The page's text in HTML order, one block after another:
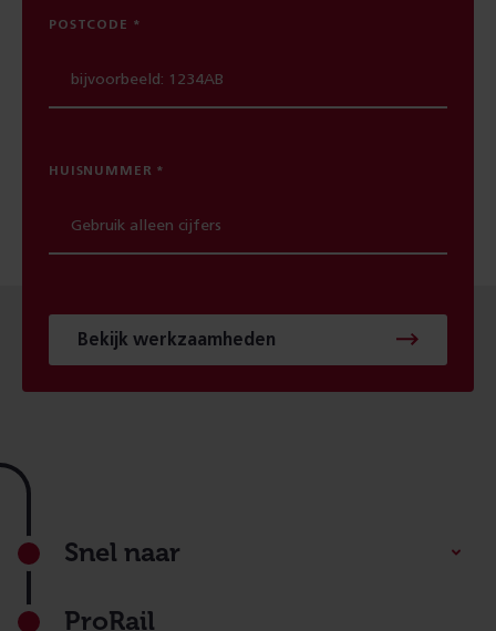
POSTCODE
HUISNUMMER
Bekijk werkzaamheden
Footer
Snel naar
ProRail